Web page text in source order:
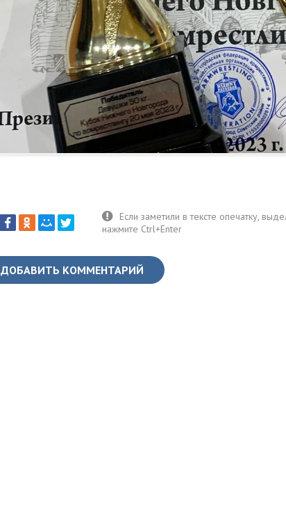
ДОБАВИТЬ КОММЕНТАРИЙ